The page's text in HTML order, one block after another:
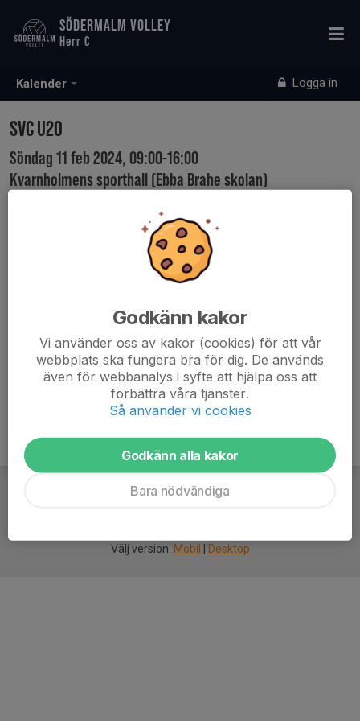
Kalender Logga in
SÖDERMALM VOLLEY
Herr C
SVC U20
Söndag 11 feb 2024, 09:00-16:00
Kvarnholmens sporthall (Ebba Brahe skolan)
Välj version: Mobil Desktop
Godkänn kakor
Vi använder oss av kakor (cookies) för att vår
webbplats ska fungera bra för dig. De används
även för webbanalys i syfte att hjälpa oss att
förbättra våra tjänster.
Så använder vi cookies
Godkänn alla kakor
Bara nödvändiga